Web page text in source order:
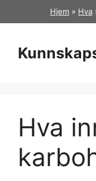
til
Hjem » Hva
Hva